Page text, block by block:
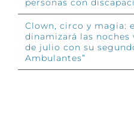
personas con
Clown, circo y magia:
dinamizará las noches
de julio con su
Ambulantes”